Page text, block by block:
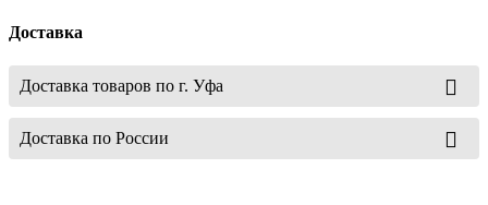
Доставка
Доставка товаров по г. Уфа
Доставка по России